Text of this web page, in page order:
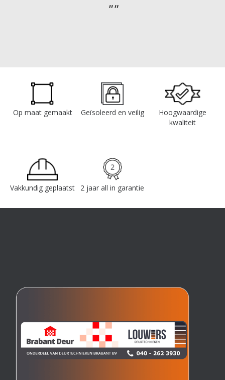
Op maat gemaakt Geïsoleerd en veilig
Hoogwaardige
kwaliteit
Vakkundig geplaatst 2 jaar all in garantie